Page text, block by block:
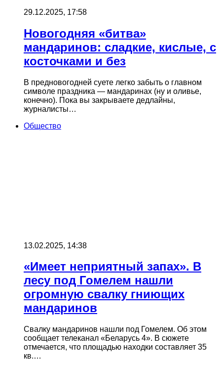
29.12.2025, 17:58
Новогодняя «битва»
мандаринов: сладкие, кислые, с
косточками и без
В предновогодней суете легко забыть о главном
символе праздника — мандаринах (ну и оливье,
конечно). Пока вы закрываете дедлайны,
журналисты…
Общество
13.02.2025, 14:38
«Имеет неприятный запах». В
лесу под Гомелем нашли
огромную свалку гниющих
мандаринов
Свалку мандаринов нашли под Гомелем. Об этом
сообщает телеканал «Беларусь 4». В сюжете
отмечается, что площадью находки составляет 35
кв.…